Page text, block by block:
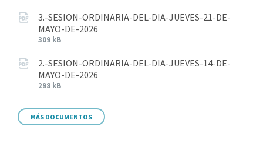
3.-SESION-ORDINARIA-DEL-DIA-JUEVES-21-DE-
MAYO-DE-2026
309 kB
2.-SESION-ORDINARIA-DEL-DIA-JUEVES-14-DE-
MAYO-DE-2026
298 kB
MÁS DOCUMENTOS